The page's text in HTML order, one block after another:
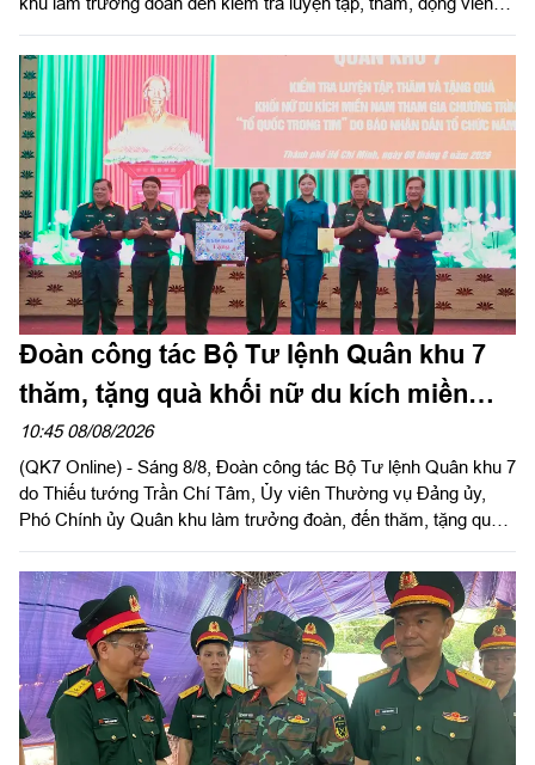
Nhân Dân tổ chức tại Sư đoàn 309 và Lữ đoàn 25.
Đoàn công tác Bộ Tư lệnh Quân khu 7
thăm, tặng quà khối nữ du kích miền
Nam tham gia chương trình "Tổ quốc
trong tim"
10:45 08/08/2026
(QK7 Online) - Sáng 8/8, Đoàn công tác Bộ Tư lệnh Quân khu 7
do Thiếu tướng Trần Chí Tâm, Ủy viên Thường vụ Đảng ủy,
Phó Chính ủy Quân khu làm trưởng đoàn, đến thăm, tặng quà
vụ chương trình "Tổ quốc trong tim" do báo Nhân dân tổ chức.